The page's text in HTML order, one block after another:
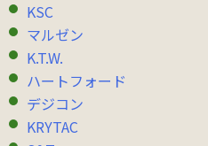
KSC
マルゼン
K.T.W.
ハートフォード
デジコン
KRYTAC